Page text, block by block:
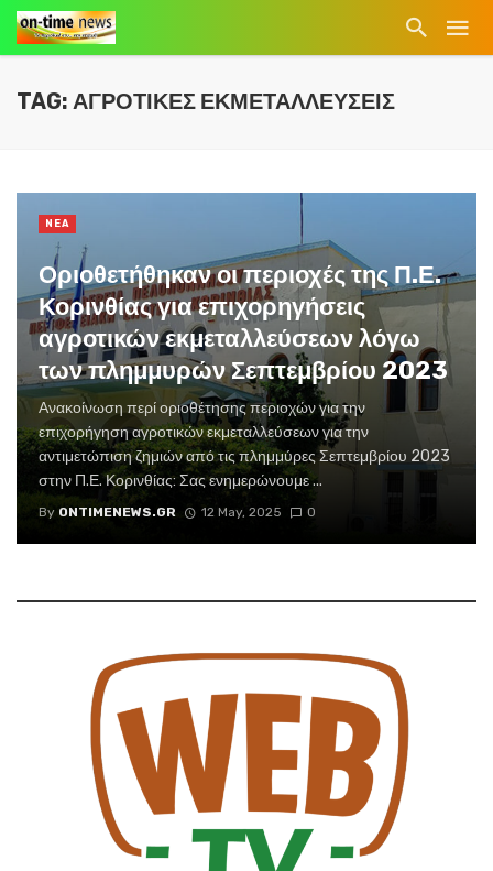
TAG: ΑΓΡΟΤΙΚΕΣ ΕΚΜΕΤΑΛΛΕΥΣΕΙΣ
Οριοθετήθηκαν οι περιοχές της Π.Ε.
Κορινθίας για επιχορηγήσεις
αγροτικών εκμεταλλεύσεων λόγω
των πλημμυρών Σεπτεμβρίου 2023
Ανακοίνωση περί οριοθέτησης περιοχών για την
επιχορήγηση αγροτικών εκμεταλλεύσεων για την
αντιμετώπιση ζημιών από τις πλημμύρες Σεπτεμβρίου 2023
στην Π.Ε. Κορινθίας: Σας ενημερώνουμε ...
By ONTIMENEWS.GR 12 May, 2025 0
NEA